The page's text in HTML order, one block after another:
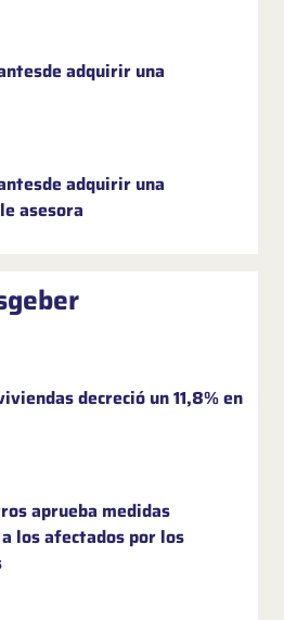
adquirir una
adquirir una
asesora
decreció un 11,8% en
aprueba medidas
los afectados por los